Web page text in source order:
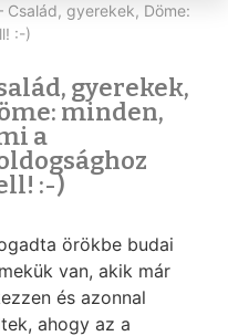
Család, gyerekek, Döme:
:-)
gyerekek,
minden,
a
:-)
örökbe budai
van, akik már
és azonnal
ahogy az a